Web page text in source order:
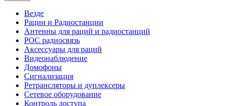
Везде
Рации и Радиостанции
Антенны для раций и радиостанций
POC радиосвязь
Аксессуары для раций
Видеонаблюдение
Домофоны
Сигнализация
Ретрансляторы и дуплексеры
Сетевое оборудование
Контроль доступа